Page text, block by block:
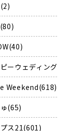
ーウェディン
Weekend(618)
(65)
ス21(601)